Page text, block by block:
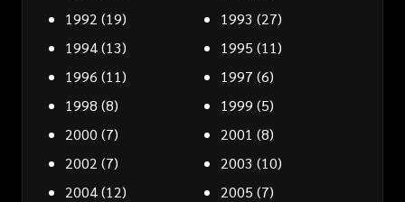
1992 (19) 1993 (27)
1994(13) 1995 (11)
1996 (11) 1997 (6)
1998 (8) 1999 (5)
2000 (7) 2001 (8)
2002 (7) 2003 (10)
2004(12) 2005 (7)